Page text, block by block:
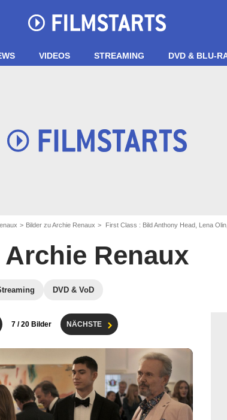
VIDEOS STREAMING DVD & BLU-
Bilder zu Archie Renaux First Class : Bild Anthony Head, Lena
Archie Renaux
DVD & VoD
7 / 20 Bilder NÄCHSTE